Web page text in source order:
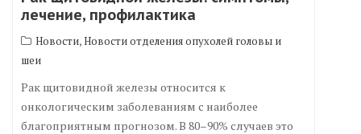
лечение, профилактика
Новости,Новости отделения опухолей головы и
шеи
Рак щитовидной железы относится к
онкологическим заболеваниям с наиболее
благоприятным прогнозом. В 80–90% случаев это